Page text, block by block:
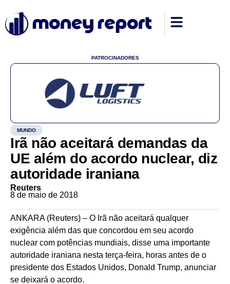
PATROCINADORES
MUNDO
Irã não aceitará demandas da
UE além do acordo nuclear, diz
autoridade iraniana
Reuters
8 de maio de 2018
ANKARA (Reuters) – O Irã não aceitará qualquer
exigência além das que concordou em seu acordo
nuclear com potências mundiais, disse uma importante
autoridade iraniana nesta terça-feira, horas antes de o
presidente dos Estados Unidos, Donald Trump, anunciar
se deixará o acordo.